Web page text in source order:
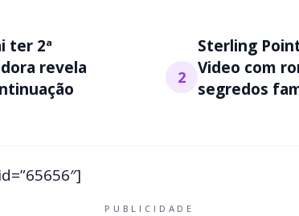
ter 2ª
revela
2
Sterling
Video com
segredos
PUBLICIDADE